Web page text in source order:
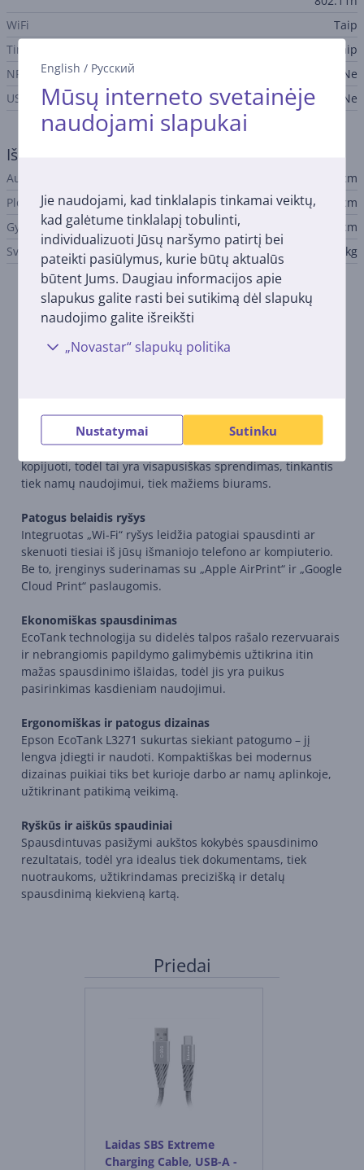
English / Русский
Mūsų interneto svetainėje
naudojami slapukai
Jie naudojami, kad tinklalapis tinkamai veiktų,
kad galėtume tinklalapį tobulinti,
individualizuoti Jūsų naršymo patirtį bei
pateikti pasiūlymus, kurie būtų aktualūs
būtent Jums. Daugiau informacijos apie
slapukus galite rasti bei sutikimą dėl slapukų
naudojimo galite išreikšti
„Novastar“ slapukų politika
Nustatymai Sutinku
WiFi
Taip
Tinklo plokštė
Taip
NFC
Ne
USB-C
Ne
Išmatavimai
Aukštis
17,9 cm
Plotis
37,5 cm
Gylis
34,7 cm
Svoris
3,9 kg
Aprašymas
Rašalo atsargos iki 3 metų
Universalus daugiafunkcis įrenginys
Spausdintuvas suteikia galimybę spausdinti, skenuoti ir
kopijuoti, todėl tai yra visapusiškas sprendimas, tinkantis
tiek namų naudojimui, tiek mažiems biurams.
Patogus belaidis ryšys
Integruotas „Wi-Fi“ ryšys leidžia patogiai spausdinti ar
skenuoti tiesiai iš jūsų išmaniojo telefono ar kompiuterio.
Be to, įrenginys suderinamas su „Apple AirPrint“ ir „Google
Cloud Print“ paslaugomis.
Ekonomiškas spausdinimas
EcoTank technologija su didelės talpos rašalo rezervuarais
ir nebrangiomis papildymo galimybėmis užtikrina itin
mažas spausdinimo išlaidas, todėl jis yra puikus
pasirinkimas kasdieniam naudojimui.
Ergonomiškas ir patogus dizainas
Epson EcoTank L3271 sukurtas siekiant patogumo – jį
lengva įdiegti ir naudoti. Kompaktiškas bei modernus
dizainas puikiai tiks bet kurioje darbo ar namų aplinkoje,
užtikrinant patikimą veikimą.
Ryškūs ir aiškūs spaudiniai
Spausdintuvas pasižymi aukštos kokybės spausdinimo
rezultatais, todėl yra idealus tiek dokumentams, tiek
nuotraukoms, užtikrindamas precizišką ir detalų
spausdinimą kiekvieną kartą.
Priedai
Laidas SBS Extreme
Charging Cable, USB-A -